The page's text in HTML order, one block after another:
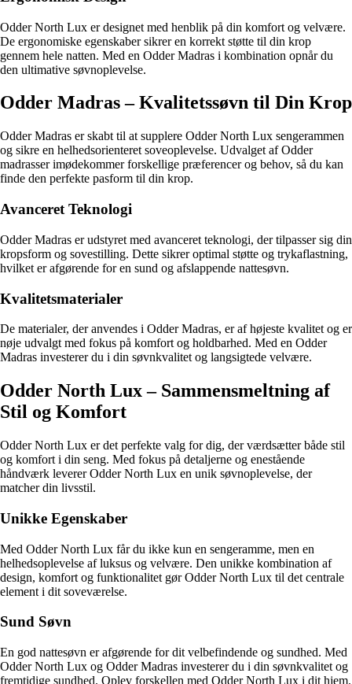
Odder North Lux er designet med henblik på din komfort og velvære.
De ergonomiske egenskaber sikrer en korrekt støtte til din krop
gennem hele natten. Med en Odder Madras i kombination opnår du
den ultimative søvnoplevelse.
Odder Madras – Kvalitetssøvn til Din Krop
Odder Madras er skabt til at supplere Odder North Lux sengerammen
og sikre en helhedsorienteret soveoplevelse. Udvalget af Odder
madrasser imødekommer forskellige præferencer og behov, så du kan
finde den perfekte pasform til din krop.
Avanceret Teknologi
Odder Madras er udstyret med avanceret teknologi, der tilpasser sig din
kropsform og sovestilling. Dette sikrer optimal støtte og trykaflastning,
hvilket er afgørende for en sund og afslappende nattesøvn.
Kvalitetsmaterialer
De materialer, der anvendes i Odder Madras, er af højeste kvalitet og er
nøje udvalgt med fokus på komfort og holdbarhed. Med en Odder
Madras investerer du i din søvnkvalitet og langsigtede velvære.
Odder North Lux – Sammensmeltning af
Stil og Komfort
Odder North Lux er det perfekte valg for dig, der værdsætter både stil
og komfort i din seng. Med fokus på detaljerne og enestående
håndværk leverer Odder North Lux en unik søvnoplevelse, der
matcher din livsstil.
Unikke Egenskaber
Med Odder North Lux får du ikke kun en sengeramme, men en
helhedsoplevelse af luksus og velvære. Den unikke kombination af
design, komfort og funktionalitet gør Odder North Lux til det centrale
element i dit soveværelse.
Sund Søvn
En god nattesøvn er afgørende for dit velbefindende og sundhed. Med
Odder North Lux og Odder Madras investerer du i din søvnkvalitet og
fremtidige sundhed. Oplev forskellen med Odder North Lux i dit hjem.